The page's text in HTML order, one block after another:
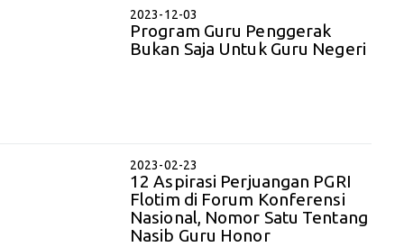
2023-12-03
Program Guru Penggerak
Bukan Saja Untuk Guru Negeri
2023-02-23
12 Aspirasi Perjuangan PGRI
Flotim di Forum Konferensi
Nasional, Nomor Satu Tentang
Nasib Guru Honor